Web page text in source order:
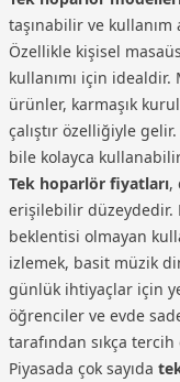
taşınabilir ve
Özellikle kişisel
kullanımı için
ürünler, karmaşık
çalıştır özelliğiyle
bile kolayca
Tek hoparlör fiyatları,
erişilebilir düzeydedir.
beklentisi olmayan
izlemek, basit müzik
günlük ihtiyaçlar için
öğrenciler ve evde
tarafından sıkça
Piyasada çok sayıda